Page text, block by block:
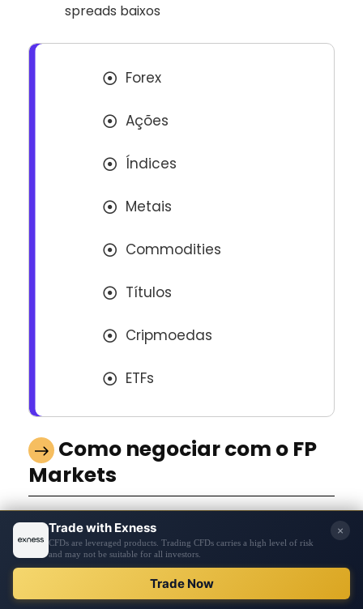
spreads baixos
Forex
Ações
Índices
Metais
Commodities
Títulos
Cripmoedas
ETFs
Como negociar com o FP
Markets
Tecnicamente, há apenas uma maneira de
negociar com a FP Markets: usando o
MetaTrader. No entanto, tanto o MT4 quanto o
MT5 estão disponíveis para todas as
REGISTRAR-SE